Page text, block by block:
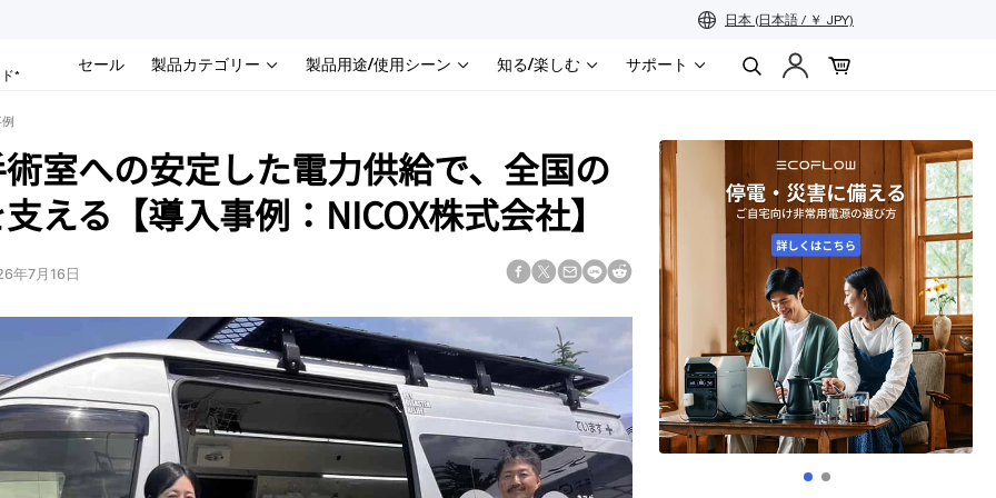
日本 (日本語 / ￥ JPY)
*
セール 製品カテゴリー 製品用途/使用シーン 知る/楽しむ
サポート
室への安定した電力供給で、全国の
える【導入事例：NICOX株式会社】
年7月16日
Facebook
シ
ア
す
る
Twitter
投
稿
す
る
Translation
ja.general.social.alt_text.share_on_email
Translation
ja.general.social.alt_text.share_on_line
Translation
missing:
ja.general.social.alt_text.share_on_reddit